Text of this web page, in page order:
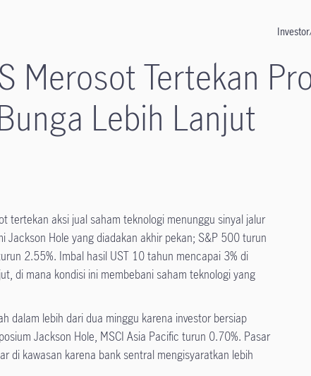
Merosot Tertekan
Lebih Lanjut
tertekan aksi jual saham teknologi menunggu sinyal jalur
Jackson Hole yang diadakan akhir pekan; S&P 500 turun
2.55%. Imbal hasil UST 10 tahun mencapai 3% di
di mana kondisi ini membebani saham teknologi yang
dalam lebih dari dua minggu karena investor bersiap
Jackson Hole, MSCI Asia Pacific turun 0.70%. Pasar
di kawasan karena bank sentral mengisyaratkan lebih